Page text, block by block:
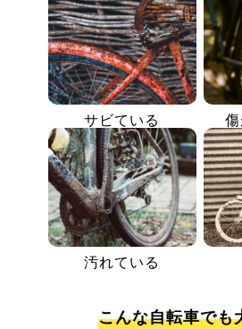
サビている
汚れている
こんな自転車でも